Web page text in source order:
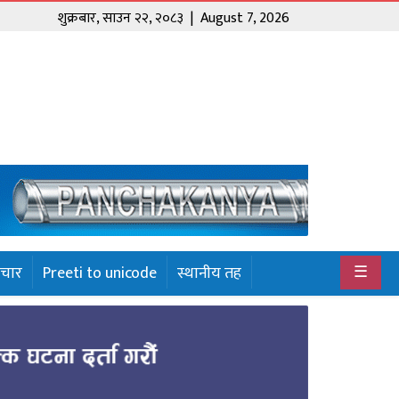
शुक्रबार,साउन२२,२०८३ | August 7, 2026
☰
Preeti to unicode स्थानीय तह